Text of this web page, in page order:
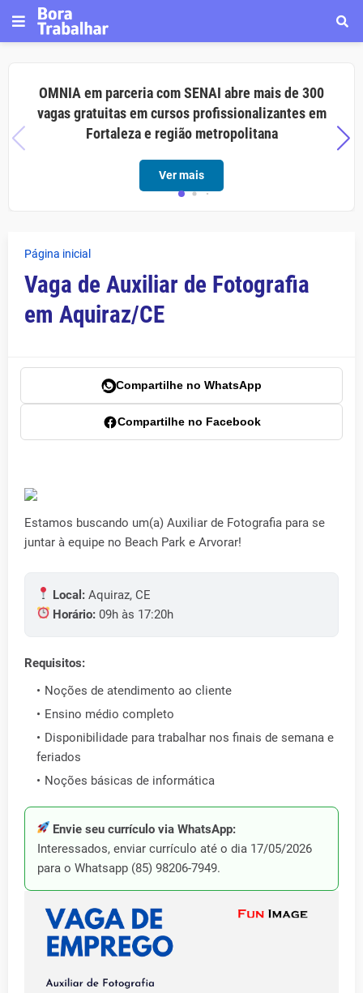
OMNIA em parceria com SENAI abre mais de 300
vagas gratuitas em cursos profissionalizantes em
Fortaleza e região metropolitana
Ver mais
Página inicial
Vaga de Auxiliar de Fotografia
em Aquiraz/CE
Compartilhe no WhatsApp
Compartilhe no Facebook
Estamos buscando um(a) Auxiliar de Fotografia para se
juntar à equipe no Beach Park e Arvorar!
Local: Aquiraz, CE
Horário: 09h às 17:20h
Requisitos:
Noções de atendimento ao cliente
Ensino médio completo
Disponibilidade para trabalhar nos finais de semana e
feriados
Noções básicas de informática
Envie seu currículo via WhatsApp:
Interessados, enviar currículo até o dia 17/05/2026
para o Whatsapp (85) 98206-7949.